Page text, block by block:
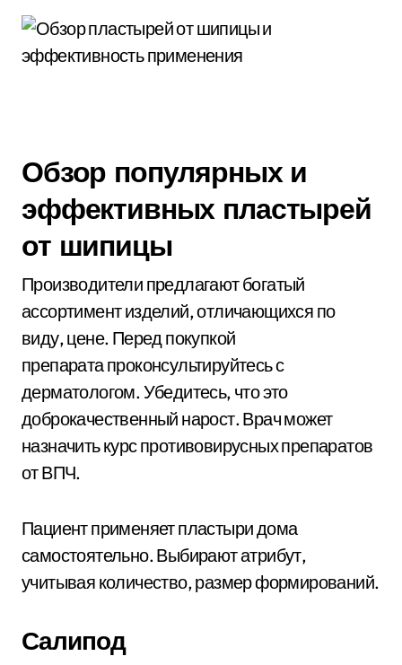
Обзор популярных и
эффективных пластырей
от шипицы
Производители предлагают богатый
ассортимент изделий, отличающихся по
виду, цене. Перед покупкой
препарата проконсультируйтесь с
дерматологом. Убедитесь, что это
доброкачественный нарост. Врач может
назначить курс противовирусных препаратов
от ВПЧ.
Пациент применяет пластыри дома
самостоятельно. Выбирают атрибут,
учитывая количество, размер формирований.
Салипод